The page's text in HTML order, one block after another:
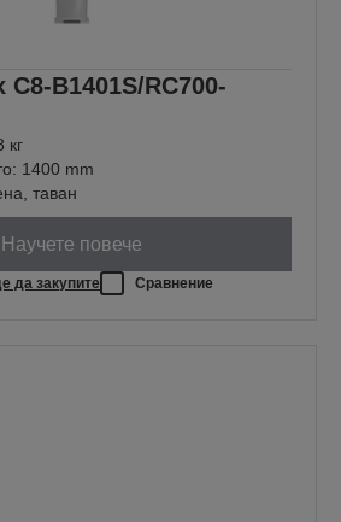
B1401S/RC700-
кг
1400 mm
таван
Научете повече
да закупите Сравнение